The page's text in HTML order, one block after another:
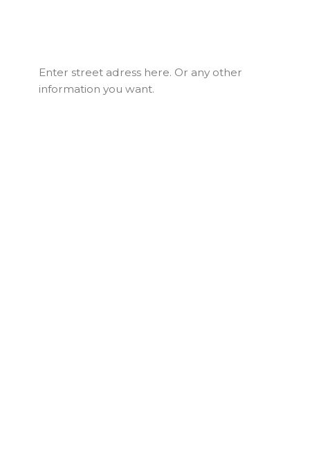
Enter street adress here. Or any other
information you want.